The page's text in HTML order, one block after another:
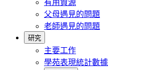
有用資源
父母遇見的問題
老師遇見的問題
研究
主要工作
學苑表現統計數據